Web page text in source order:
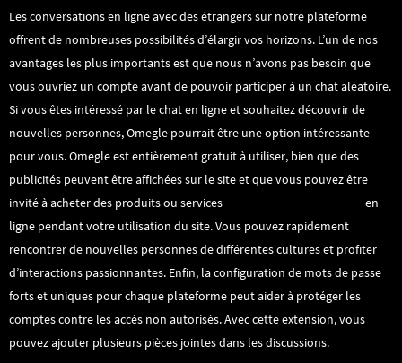
Les conversations en ligne avec des étrangers sur notre plateforme
offrent de nombreuses possibilités d’élargir vos horizons. L’un de nos
avantages les plus importants est que nous n’avons pas besoin que
vous ouvriez un compte avant de pouvoir participer à un chat aléatoire.
Si vous êtes intéressé par le chat en ligne et souhaitez découvrir de
nouvelles personnes, Omegle pourrait être une option intéressante
pour vous. Omegle est entièrement gratuit à utiliser, bien que des
publicités peuvent être affichées sur le site et que vous pouvez être
invité à acheter des produits ou services
en
ligne pendant votre utilisation du site. Vous pouvez rapidement
rencontrer de nouvelles personnes de différentes cultures et profiter
d’interactions passionnantes. Enfin, la configuration de mots de passe
forts et uniques pour chaque plateforme peut aider à protéger les
comptes contre les accès non autorisés. Avec cette extension, vous
pouvez ajouter plusieurs pièces jointes dans les discussions.